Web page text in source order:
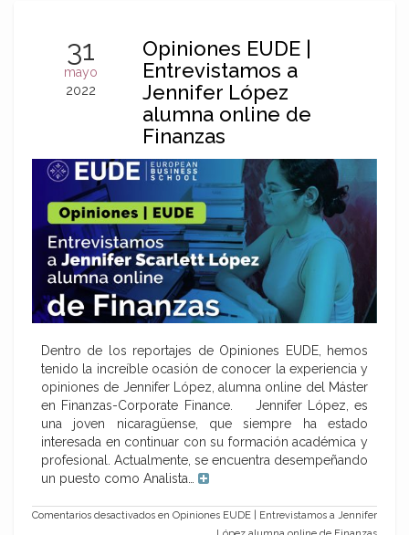
31
mayo
2022
Opiniones EUDE |
Entrevistamos a
Jennifer López
alumna online de
Finanzas
Dentro de los reportajes de Opiniones EUDE, hemos
tenido la increíble ocasión de conocer la experiencia y
opiniones de Jennifer López, alumna online del Máster
en Finanzas-Corporate Finance. Jennifer López, es
una joven nicaragüense, que siempre ha estado
interesada en continuar con su formación académica y
profesional. Actualmente, se encuentra desempeñando
un puesto como Analista…
Comentarios desactivados en Opiniones EUDE | Entrevistamos a Jennifer